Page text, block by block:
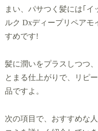
まい、パサつく髪には｢イ
ルク Dxディープリペアモ
すめです!
髪に潤いをプラスしつつ
とまる仕上がりで、リピ
品ですよ。
次の項目で、おすすめな